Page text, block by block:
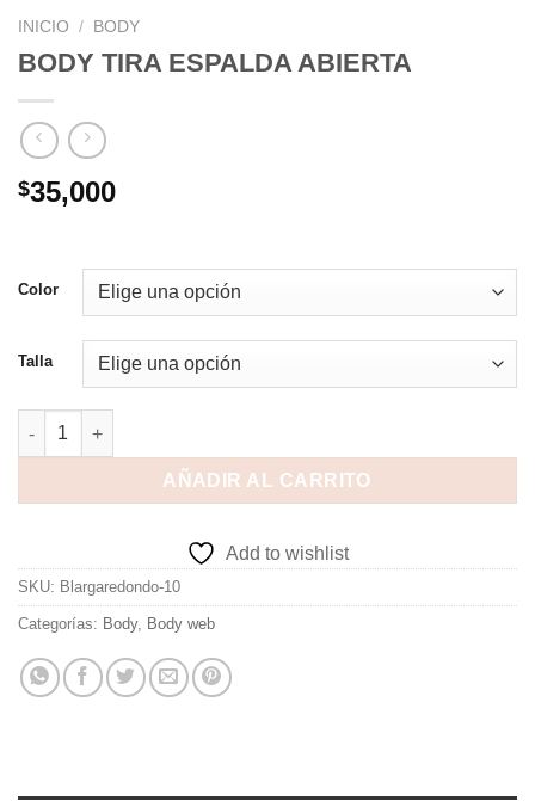
INICIO / BODY
BODY TIRA ESPALDA ABIERTA
$35,000
Color
Talla
AÑADIR AL CARRITO
Add to wishlist
SKU: Blargaredondo-10
Categorías: Body, Body web